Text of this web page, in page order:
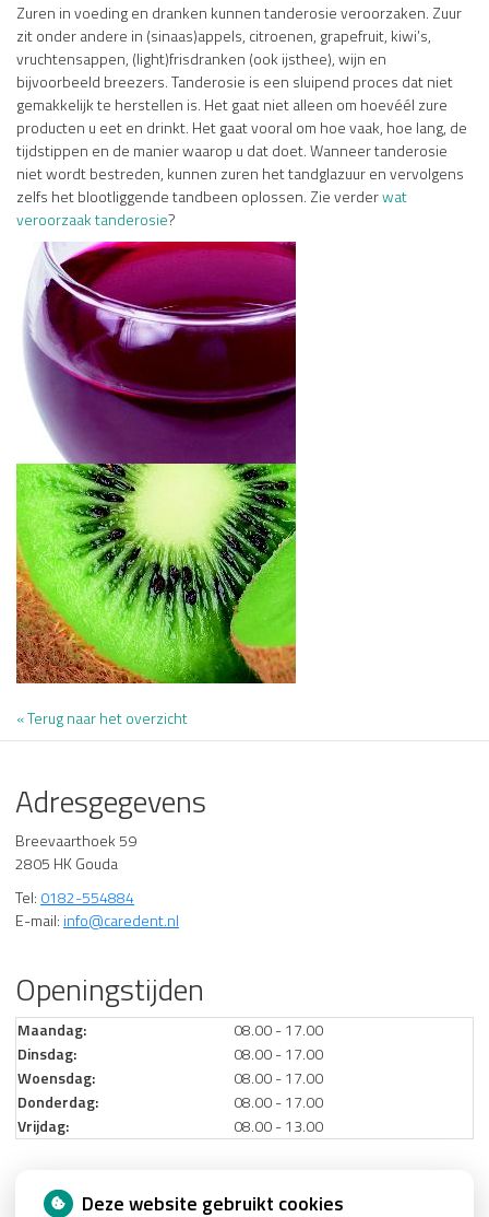
Zuren in voeding en dranken kunnen tanderosie veroorzaken. Zuur
zit onder andere in (sinaas)appels, citroenen, grapefruit, kiwi’s,
vruchtensappen, (light)frisdranken (ook ijsthee), wijn en
bijvoorbeeld breezers. Tanderosie is een sluipend proces dat niet
gemakkelijk te herstellen is. Het gaat niet alleen om hoevéél zure
producten u eet en drinkt. Het gaat vooral om hoe vaak, hoe lang, de
tijdstippen en de manier waarop u dat doet. Wanneer tanderosie
niet wordt bestreden, kunnen zuren het tandglazuur en vervolgens
zelfs het blootliggende tandbeen oplossen. Zie verderwat
veroorzaak tanderosie?
« Terug naar het overzicht
Adresgegevens
Breevaarthoek 59
2805 HK Gouda
Tel: 0182-554884
E-mail: info@caredent.nl
Openingstijden
Maandag:
08.00 - 17.00
Dinsdag:
08.00 - 17.00
Woensdag:
08.00 - 17.00
Donderdag:
08.00 - 17.00
Vrijdag:
08.00 - 13.00
NieuwsDeze website gebruikt cookies